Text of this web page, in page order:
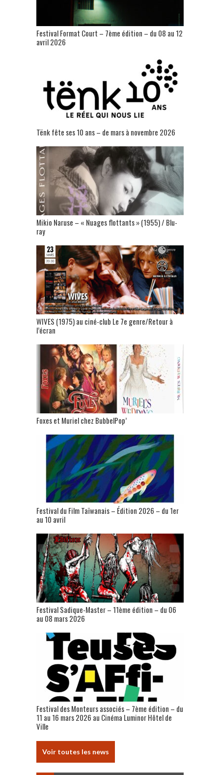
Festival Format Court – 7ème édition – du 08 au 12
avril 2026
Tënk fête ses 10 ans – de mars à novembre 2026
Mikio Naruse – « Nuages flottants » (1955) / Blu-
ray
WIVES (1975) au ciné-club Le 7e genre/Retour à
l’écran
Foxes et Muriel chez BubbelPop’
Festival du Film Taïwanais – Édition 2026 – du 1er
au 10 avril
Festival Sadique-Master – 11ème édition – du 06
au 08 mars 2026
Festival des Monteurs associés – 7ème édition – du
11 au 16 mars 2026 au Cinéma Luminor Hôtel de
Ville
Voir toutes les news